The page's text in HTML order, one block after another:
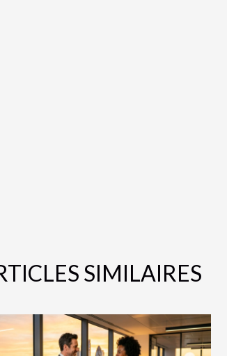
SIMILAIRES